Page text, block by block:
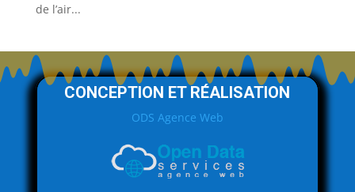
de l’air...
CONCEPTION ET RÉALISATION
ODS Agence Web